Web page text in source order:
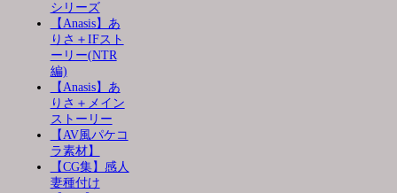
シリーズ
【Anasis】あ
りさ＋IFスト
ーリー(NTR
編)
【Anasis】あ
りさ＋メイン
ストーリー
【AV風パケコ
ラ素材】
【CG集】感人
妻種付け